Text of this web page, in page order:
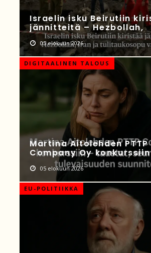
Israelin isku Beirutiin
jännitteitä – Hezbollah,
05 elokuun 2026
DIGITAALINEN TALOUS
Martina Aitolehden PTTP
Company Oy
05 elokuun 2026
EU-POLITIIKKA